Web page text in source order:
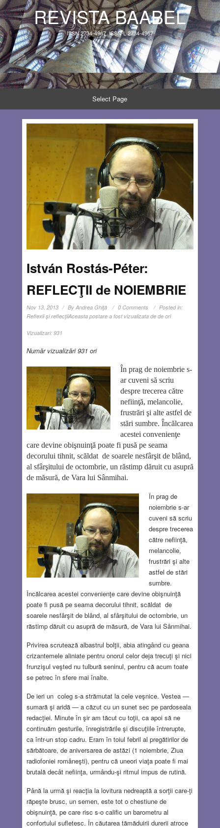
REVISTA BAABEL
ISSN 2734-4967, ISSN-L 2734-4967
Select Page
István Rostás-Péter:
REFLECŢII de NOIEMBRIE
Nov 13, 2013 By Andrea Ghiţă 0 Comments
Posted in:
Reflexii şi reflecţiiAceasta postare a fost vizualizata de de ori
Vizualizari: 931
Număr vizualizări 931 ori
În prag de noiembrie s-
ar cuveni să scriu
despre trecerea către
nefiinţă, melancolie,
frustrări şi alte astfel de
stări sumbre. Încălcarea
acestei convenienţe
care devine obişnuinţă poate fi pusă pe seama
decorului tihnit, scăldat de soarele nesfârşit de blând,
al sfârşitului de octombrie, un răstimp dăruit cu asupră
de măsură, de Vara lui Sânmihai.
În prag de
noiembrie s-ar
cuveni să scriu
despre trecerea
către nefiinţă,
melancolie,
frustrări şi alte
astfel de stări
sumbre.
Încălcarea acestei convenienţe care devine obişnuinţă
poate fi pusă pe seama decorului tihnit, scăldat de
soarele nesfârşit de blând, al sfârşitului de octombrie, un
răstimp dăruit cu asupră de măsură, de Vara lui Sânmihai.
Privirea scrutează albastrul bolţii, abia atingând cu geana
crizantemele aliniate pentru onorul celor deja trecuţi şi nici
frunzişul veşted nu tulbură seninul, pentru că acum toate
se petrec în sfere mai înalte.
De ieri un coleg s-a strămutat la cele veşnice. Vestea —
sumară şi aridă — a căzut cu un sunet sec pe pardoseala
redacţiei. Minute în şir am tăcut cu toţii, ca apoi să ne
continuăm gesturile, înregistrările şi discuţiile întrerupte,
ca într-un stop cadru. Eram în toiul febril al pregătirilor de
sărbătoare, de aniversarea de astăzi (1 noiembrie, Ziua
radiofoniei româneşti), pentru că uneori viaţa poate fi mai
brutală decât nefiinţa, urmându-şi ritmul impus de rutină.
Până la urmă şi reacţia la lovitura nedreaptă a sorţii care-ţi
răpeşte brusc, un semen, este tot o chestiune de
obişnuinţă, pe care risc s-o calific un barometru al
confortului sufletesc. În căutarea tămăduirii durerii atroce